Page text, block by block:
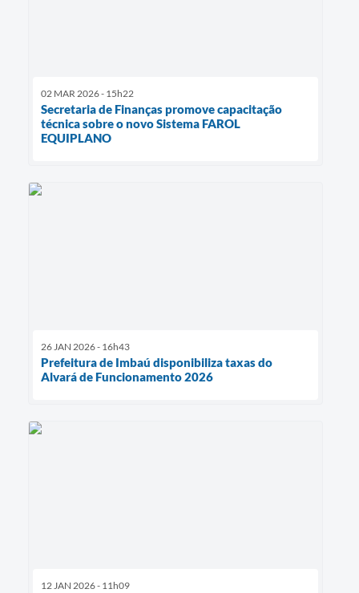
02 MAR 2026 - 15h22
Secretaria de Finanças promove capacitação
técnica sobre o novo Sistema FAROL
EQUIPLANO
26 JAN 2026 - 16h43
Prefeitura de Imbaú disponibiliza taxas do
Alvará de Funcionamento 2026
12 JAN 2026 - 11h09